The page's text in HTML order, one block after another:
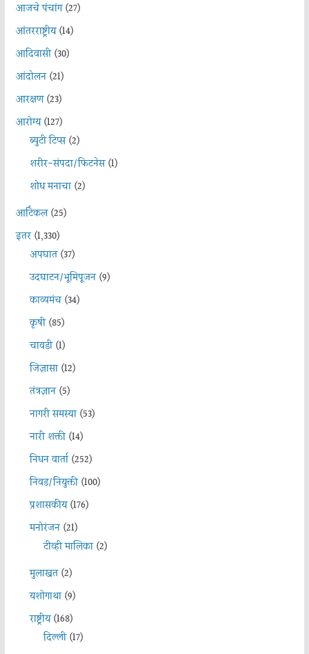
आजचे पंचांग(27)
आंतरराष्ट्रीय(14)
आदिवासी(30)
आंदोलन(21)
आरक्षण(23)
आरोग्य(127)
ब्युटी टिप्स(2)
शरीर-संपदा/फिटनेस(1)
शोध मनाचा(2)
आर्टिकल(25)
इतर(1,330)
अपघात(37)
उदघाटन/भूमिपूजन(9)
काव्यमंच(34)
कृषी(85)
चावडी(1)
जिज्ञासा(12)
तंत्रज्ञान(5)
नागरी समस्या(53)
नारी शक्ती(14)
निधन वार्ता(252)
निवड/नियुक्ती(100)
प्रशासकीय(176)
मनोरंजन(21)
टीव्ही मालिका(2)
मुलाखत(2)
यशोगाथा(9)
राष्ट्रीय(168)
दिल्ली(17)